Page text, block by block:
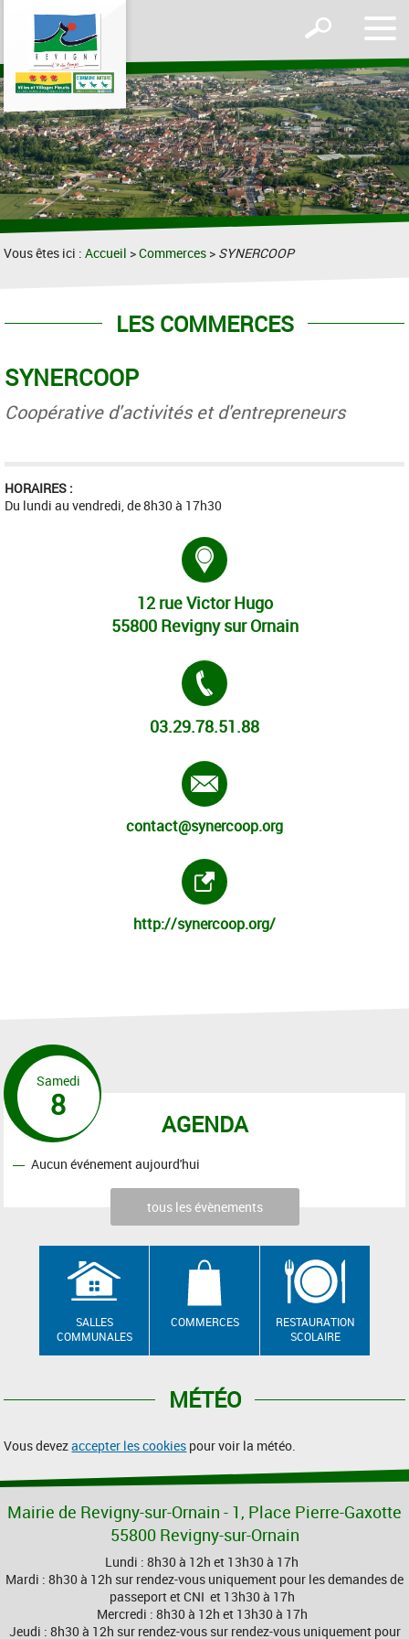
le
Afficher
formulaire
de
recherche
Vous êtes ici :Accueil >Commerces > SYNERCOOP
LES COMMERCES
SYNERCOOP
Coopérative d'activités et d'entrepreneurs
HORAIRES :
Du lundi au vendredi, de 8h30 à 17h30
12 rue Victor Hugo
55800 Revigny sur Ornain
03.29.78.51.88
contact@synercoop.org
http://synercoop.org/
AGENDA
Samedi
8
Aucun événement aujourd'hui
tous les évènements
SALLES
COMMUNALES
COMMERCES
RESTAURATION
SCOLAIRE
MÉTÉO
Vous devezaccepter les cookies pour voir la météo.
Mairie de Revigny-sur-Ornain - 1, Place Pierre-Gaxotte
55800 Revigny-sur-Ornain
Lundi : 8h30 à 12h et 13h30 à 17h
Mardi : 8h30 à 12h sur rendez-vous uniquement pour les demandes de
passeport et CNI et 13h30 à 17h
Mercredi : 8h30 à 12h et 13h30 à 17h
Jeudi : 8h30 à 12h sur rendez-vous sur rendez-vous uniquement pour